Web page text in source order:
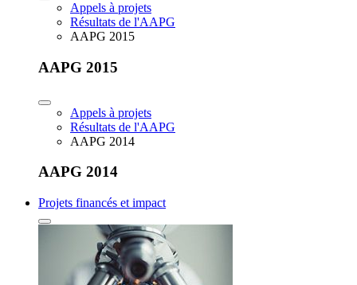
Appels à projets
Résultats de l'AAPG
AAPG 2015
AAPG 2015
Appels à projets
Résultats de l'AAPG
AAPG 2014
AAPG 2014
Projets financés et impact